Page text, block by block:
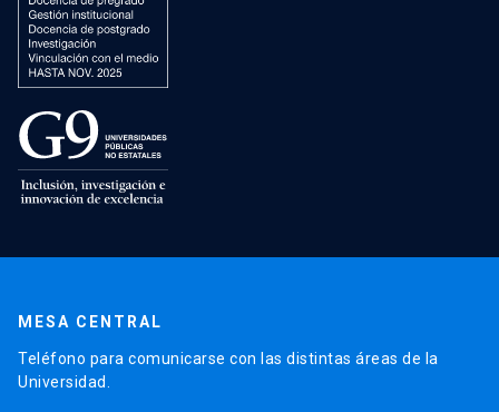
MESA CENTRAL
Teléfono para comunicarse con las distintas áreas de la
Universidad.